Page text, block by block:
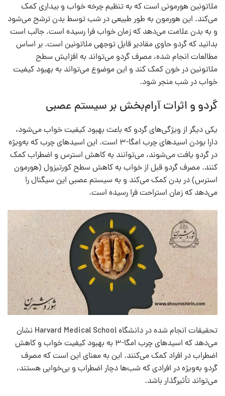
ملاتونین هورمونی است که به تنظیم چرخه خواب و بیداری کمک
می‌کند. این هورمون به طور طبیعی در شب توسط بدن ترشح می‌شود
و به بدن علامت می‌دهد که زمان خواب فرا رسیده است. جالب است
بدانید که گردو حاوی مقادیر قابل توجهی ملاتونین است. بر اساس
مطالعات انجام شده، مصرف گردو می‌تواند به افزایش سطح
ملاتونین در خون کمک کند و این موضوع می‌تواند به بهبود کیفیت
خواب در شب منجر شود.
گردو و اثرات آرام‌بخش بر سیستم عصبی
یکی دیگر از ویژگی‌های گردو که باعث بهبود کیفیت خواب می‌شود،
دارا بودن اسیدهای چرب امگا-۳ است. این اسیدهای چرب که به‌ویژه
در گردو یافت می‌شوند، می‌توانند به کاهش استرس و اضطراب کمک
کنند. مصرف گردو قبل از خواب به کاهش سطح کورتیزول (هورمون
استرس) در بدن کمک می‌کند و به سیستم عصبی این سیگنال را
می‌دهد که زمان استراحت فرا رسیده است.
تحقیقات انجام شده در دانشگاه Harvard Medical School نشان
می‌دهد که اسیدهای چرب امگا-۳ به بهبود کیفیت خواب و کاهش
اضطراب در افراد کمک می‌کنند. این به معنای این است که مصرف
گردو به‌ویژه در افرادی که شب‌ها دچار اضطراب و بی‌خوابی هستند،
می‌تواند تأثیرگذار باشد.